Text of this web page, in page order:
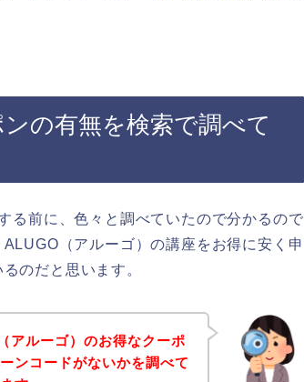
の有無を検索で調べて
る前に、色々と調べていたので分かるので
（アルーゴ）の講座をお得に安く申
のだと思います。
アルーゴ）のお得なクーポ
ンコードがないかを調べて